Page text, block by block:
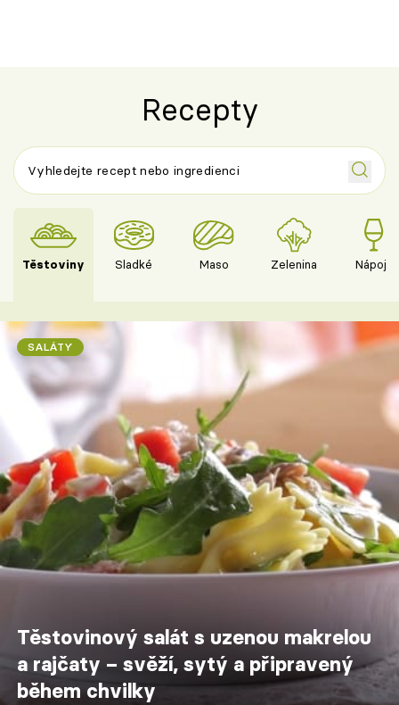
Recepty
Těstoviny Sladké Maso Zelenina Nápoje
SALÁTY
Těstovinový salát s uzenou makrelou
a rajčaty – svěží, sytý a připravený
během chvilky